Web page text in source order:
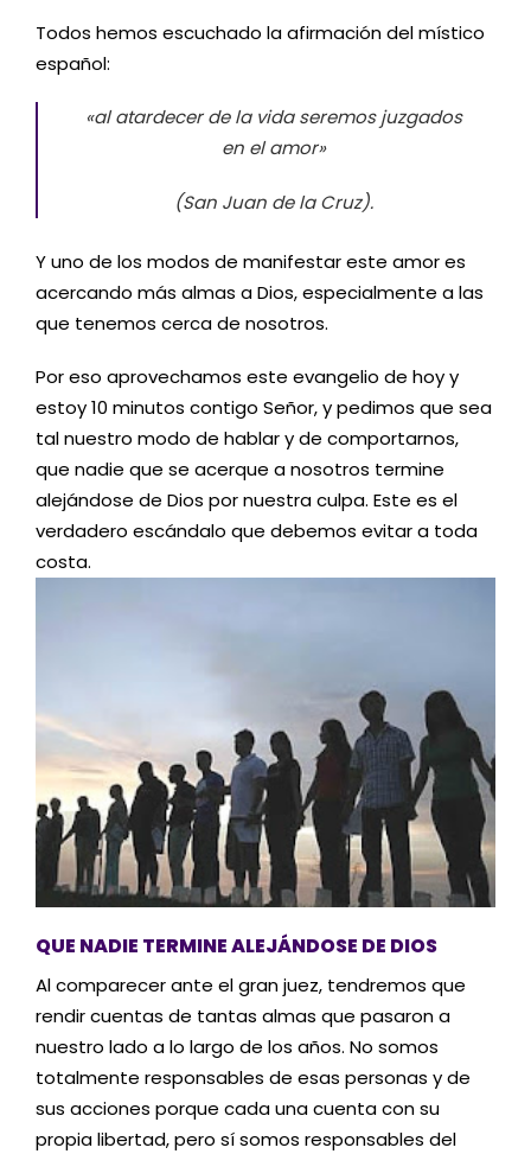
Todos hemos escuchado la afirmación del místico
español:
«al atardecer de la vida seremos juzgados
en el amor»
(San Juan de la Cruz).
Y uno de los modos de manifestar este amor es
acercando más almas a Dios, especialmente a las
que tenemos cerca de nosotros.
Por eso aprovechamos este evangelio de hoy y
estoy 10 minutos contigo Señor, y pedimos que sea
tal nuestro modo de hablar y de comportarnos,
que nadie que se acerque a nosotros termine
alejándose de Dios por nuestra culpa. Este es el
verdadero escándalo que debemos evitar a toda
costa.
QUE NADIE TERMINE ALEJÁNDOSE DE DIOS
Al comparecer ante el gran juez, tendremos que
rendir cuentas de tantas almas que pasaron a
nuestro lado a lo largo de los años. No somos
totalmente responsables de esas personas y de
sus acciones porque cada una cuenta con su
propia libertad, pero sí somos responsables del